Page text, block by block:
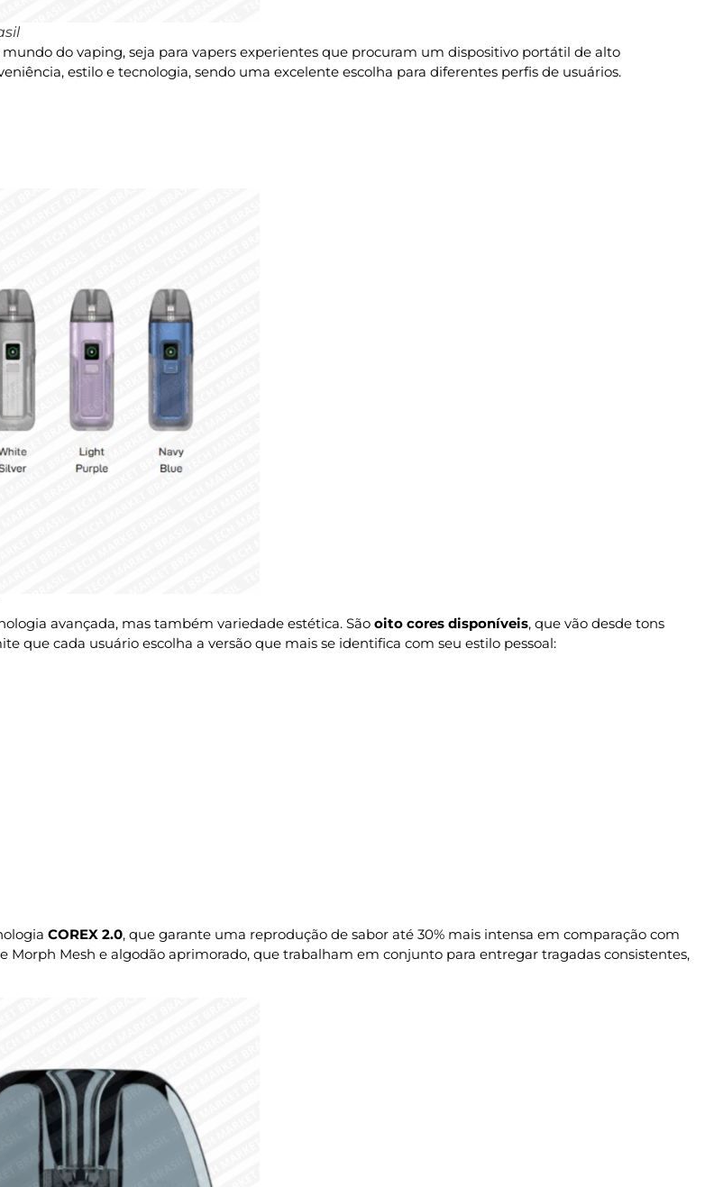
do vaping, seja para vapers experientes que procuram um dispositivo portátil de alto
estilo e tecnologia, sendo uma excelente escolha para diferentes perfis de usuários.
avançada, mas também variedade estética. São oito cores disponíveis, que vão desde tons
que cada usuário escolha a versão que mais se identifica com seu estilo pessoal:
COREX 2.0, que garante uma reprodução de sabor até 30% mais intensa em comparação com
Morph Mesh e algodão aprimorado, que trabalham em conjunto para entregar tragadas consistentes,